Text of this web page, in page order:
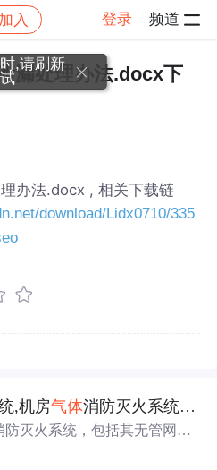
加入 登录 频道
帖子详情
漏处理办法.docx下
办法.docx , 相关下载链
download/Lidx0710/335
,机房气体消防灭火系统方案.
防灭火系统，包括其无管网和
,请刷新